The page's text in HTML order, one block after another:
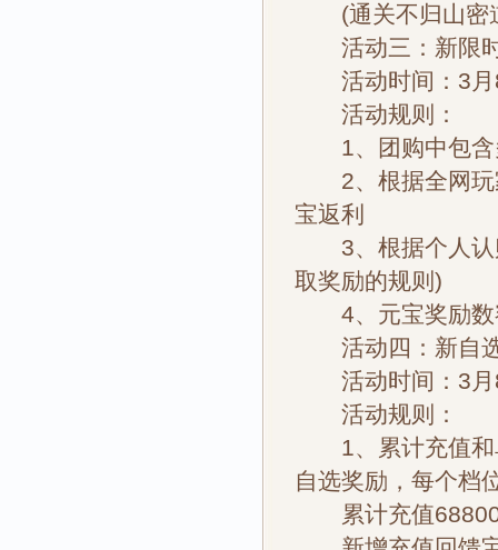
(通关不归山密
活动三：新限
活动时间：3月
活动规则：
1、团购中包含
2、根据全网玩
宝返利
3、根据个人认
取奖励的规则)
4、元宝奖励数
活动四：新自
活动时间：3月
活动规则：
1、累计充值和
自选奖励，每个档
累计充值68800